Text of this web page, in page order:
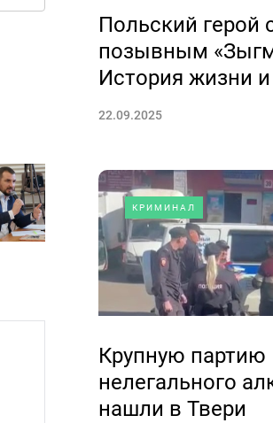
Польский герой
позывным
История жизни
22.09.2025
КРИМИНАЛ
Крупную партию
нелегального
нашли в Твери